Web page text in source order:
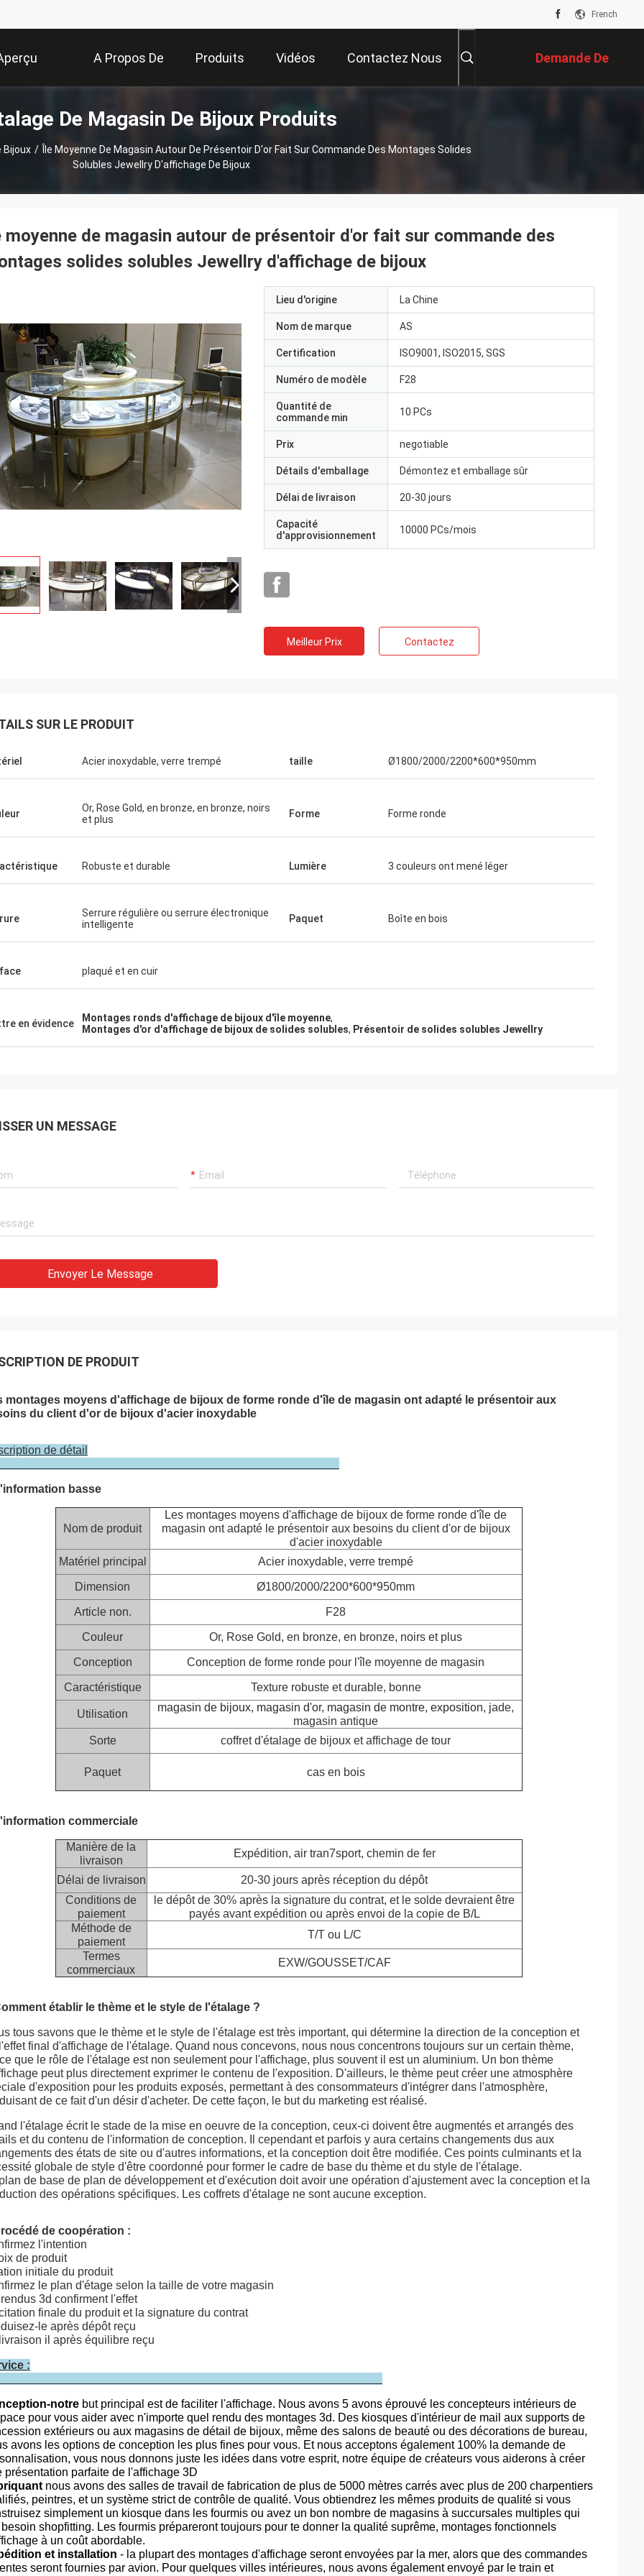
French
A Propos De
Nous
Produits Vidéos Contactez Nous Demande De
Soumission
De Magasin De Bijoux Produits
Bijoux /
Île Moyenne De Magasin Autour De Présentoir D'or Fait Sur Commande Des Montages Solides
Solubles Jewellry D'affichage De Bijoux
d'équipement de sport semble ordonné
maintenant. Et je surface pour faire une
de sport. Aidez-moi à le concevoir plus
félicitent mon magasin de vêtements. Il
sens satisfaisant
moyenne de magasin autour de présentoir d'or fait sur commande des
solides solubles Jewellry d'affichage de bijoux
Lieu d'origine La Chine
Nom de marque AS
Certification ISO9001, ISO2015, SGS
Numéro de modèle F28
Quantité de
commande min
10 PCs
Prix negotiable
Détails d'emballage Démontez et emballage sûr
Délai de livraison 20-30 jours
Capacité
d'approvisionnement
10000 PCs/mois
Meilleur Prix Contactez
SUR LE PRODUIT
Acier inoxydable, verre trempé taille Ø1800/2000/2200*600*950mm
Or, Rose Gold, en bronze, en bronze, noirs
et plus
Forme Forme ronde
Robuste et durable Lumière 3 couleurs ont mené léger
Serrure régulière ou serrure électronique
intelligente
Paquet Boîte en bois
plaqué et en cuir
en évidence Montages ronds d'affichage de bijoux d'île moyenne,
Montages d'or d'affichage de bijoux de solides solubles, Présentoir de solides solubles Jewellry
UN MESSAGE
Envoyer Le Message
DE PRODUIT
montages moyens d'affichage de bijoux de forme ronde d'île de magasin ont adapté le présentoir aux
du client d'or de bijoux d'acier inoxydable
de détail
basse
Nom de produit
Les montages moyens d'affichage de bijoux de forme ronde d'île de
magasin ont adapté le présentoir aux besoins du client d'or de bijoux
d'acier inoxydable
Matériel principal
Acier inoxydable, verre trempé
Dimension Ø1800/2000/2200*600*950mm
Article non. F28
Couleur Or, Rose Gold, en bronze, en bronze, noirs et plus
Conception Conception de forme ronde pour l'île moyenne de magasin
Caractéristique Texture robuste et durable, bonne
Utilisation
magasin de bijoux, magasin d'or, magasin de montre, exposition, jade,
magasin antique
Sorte
coffret d'étalage de bijoux et affichage de tour
Paquet cas en bois
commerciale
Manière de la
livraison
Expédition, air tran7sport, chemin de fer
Délai de livraison
20-30 jours après réception du dépôt
Conditions de
paiement
le dépôt de 30% après la signature du contrat, et le solde devraient être
payés avant expédition ou après envoi de la copie de B/L
Méthode de
paiement
T/T ou L/C
Termes
commerciaux
EXW/GOUSSET/CAF
établir le thème et le style de l'étalage ?
tous savons que le thème et le style de l'étalage est très important, qui détermine la direction de la conception et
final d'affichage de l'étalage. Quand nous concevons, nous nous concentrons toujours sur un certain thème,
que le rôle de l'étalage est non seulement pour l'affichage, plus souvent il est un aluminium. Un bon thème
peut plus directement exprimer le contenu de l'exposition. D'ailleurs, le thème peut créer une atmosphère
d'exposition pour les produits exposés, permettant à des consommateurs d'intégrer dans l'atmosphère,
de ce fait d'un désir d'acheter. De cette façon, le but du marketing est réalisé.
l'étalage écrit le stade de la mise en oeuvre de la conception, ceux-ci doivent être augmentés et arrangés des
et du contenu de l'information de conception. Il cependant et parfois y aura certains changements dus aux
des états de site ou d'autres informations, et la conception doit être modifiée. Ces points culminants et la
globale de style d'être coordonné pour former le cadre de base du thème et du style de l'étalage.
de base de plan de développement et d'exécution doit avoir une opération d'ajustement avec la conception et la
des opérations spécifiques. Les coffrets d'étalage ne sont aucune exception.
de coopération :
l'intention
de produit
initiale du produit
le plan d'étage selon la taille de votre magasin
3d confirment l'effet
finale du produit et la signature du contrat
le après dépôt reçu
il après équilibre reçu
:
notre but principal est de faciliter l'affichage. Nous avons 5 avons éprouvé les concepteurs intérieurs de
pour vous aider avec n'importe quel rendu des montages 3d. Des kiosques d'intérieur de mail aux supports de
extérieurs ou aux magasins de détail de bijoux, même des salons de beauté ou des décorations de bureau,
avons les options de conception les plus fines pour vous. Et nous acceptons également 100% la demande de
vous nous donnons juste les idées dans votre esprit, notre équipe de créateurs vous aiderons à créer
présentation parfaite de l'affichage 3D
nous avons des salles de travail de fabrication de plus de 5000 mètres carrés avec plus de 200 charpentiers
peintres, et un système strict de contrôle de qualité. Vous obtiendrez les mêmes produits de qualité si vous
simplement un kiosque dans les fourmis ou avez un bon nombre de magasins à succursales multiples qui
shopfitting. Les fourmis prépareront toujours pour te donner la qualité suprême, montages fonctionnels
à un coût abordable.
et installation - la plupart des montages d'affichage seront envoyées par la mer, alors que des commandes
seront fournies par avion. Pour quelques villes intérieures, nous avons également envoyé par le train et